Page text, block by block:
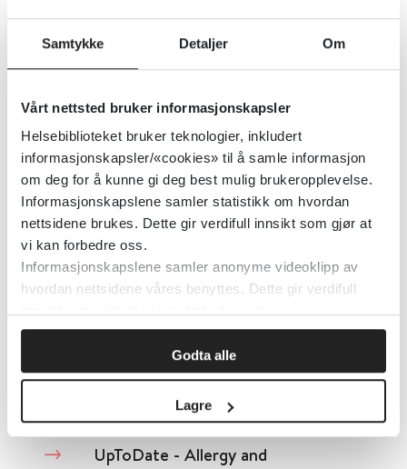
Samtykke Detaljer Om
Vårt nettsted bruker informasjonskapsler
Helsebiblioteket bruker teknologier, inkludert
informasjonskapsler/«cookies» til å samle informasjon
om deg for å kunne gi deg best mulig brukeropplevelse.
Informasjonskapslene samler statistikk om hvordan
nettsidene brukes. Dette gir verdifull innsikt som gjør at
vi kan forbedre oss.
Informasjonskapslene samler anonyme videoklipp av
hvordan nettsidene våres benyttes. Dette gir verdifull
Godta alle
Lagre
UpToDate What's new
2021
Detaljer
UpToDate – Anesthesiology
Detaljer
UpToDate - Allergy and